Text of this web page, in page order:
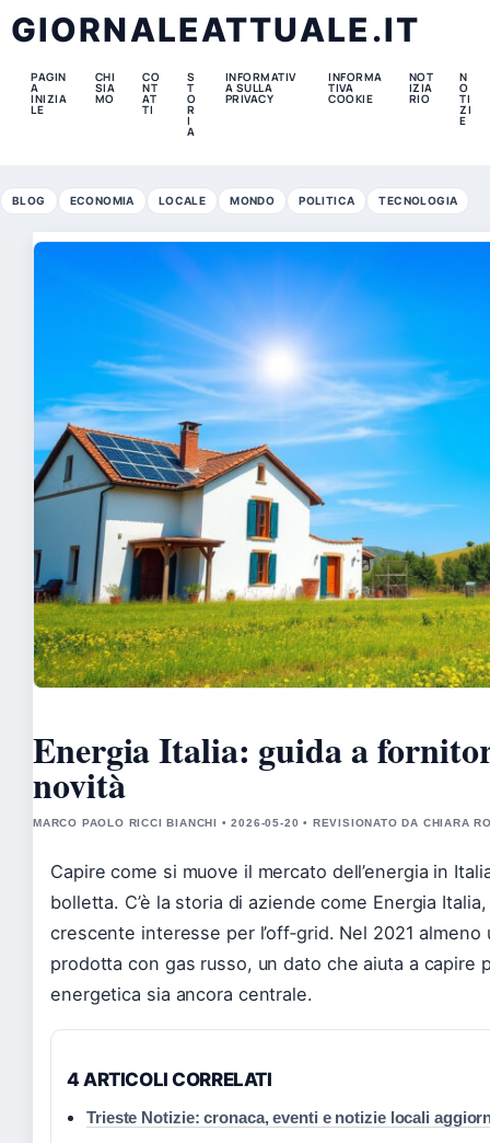
GIORNALEATTUALE.IT
PAGIN
A
INIZIA
LE
CHI
SIA
MO
CO
NT
AT
TI
S
T
O
R
I
A
INFORMATIV
A SULLA
PRIVACY
INFORMA
TIVA
COOKIE
NOT
IZIA
RIO
N
O
TI
ZI
E
BLOG ECONOMIA LOCALE MONDO POLITICA TECNOLOGIA
Energia Italia: guida a
novità
MARCO PAOLO RICCI BIANCHI • 2026-05-20 • REVISIONATO DA CHIARA
Capire come si muove il mercato dell’energia in
bolletta. C’è la storia di aziende come Energia
crescente interesse per l’off‑grid. Nel 2021
prodotta con gas russo, un dato che aiuta a capire
energetica sia ancora centrale.
4 ARTICOLI CORRELATI
Trieste Notizie: cronaca, eventi e notizie locali